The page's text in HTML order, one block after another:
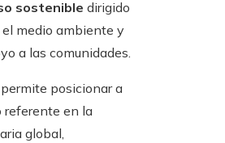
sostenible dirigido
medio ambiente y
a las comunidades.
posicionar a
referente en la
global,